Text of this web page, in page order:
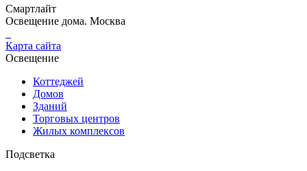
Смартлайт
Освещение дома. Москва
Карта сайта
Освещение
Коттеджей
Домов
Зданий
Торговых центров
Жилых комплексов
Подсветка